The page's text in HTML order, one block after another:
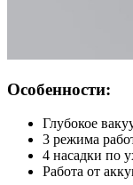
Особенности:
Глубокое
3 режима
4 насадки по
Работа от